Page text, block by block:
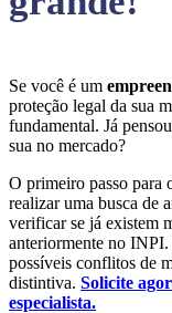
Se você é um
proteção legal da sua
fundamental. Já
sua no mercado?
O primeiro passo para
realizar uma busca de
verificar se já existem
anteriormente no INPI.
possíveis conflitos de
distintiva. Solicite
especialista.